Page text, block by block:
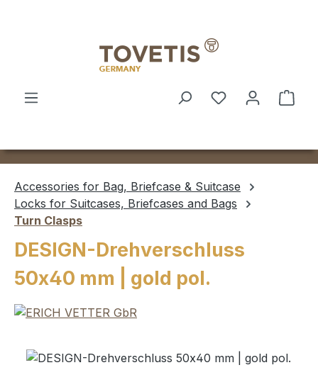
Accessories for Bag, Briefcase & Suitcase
Locks for Suitcases, Briefcases and Bags
Turn Clasps
DESIGN-Drehverschluss
50x40 mm | gold pol.
Skip image gallery